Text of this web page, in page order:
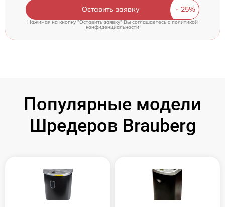
Оставить заявку
Нажимая на кнопку "Оставить заявку" Вы соглашаетесь c политикой
конфиденциальности
Популярные модели
Шредеров Brauberg